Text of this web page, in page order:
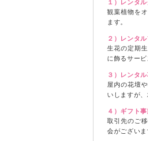
１）レンタ
観葉植物を
ます。
２）レンタ
生花の定期
に飾るサービ
３）レンタ
屋内の花壇
いしますが
４）ギフト
取引先のご
会がござい